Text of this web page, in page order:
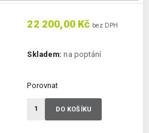
22 200,00 Kč bez DPH
Skladem: na poptání
Porovnat
DO KOŠÍKU